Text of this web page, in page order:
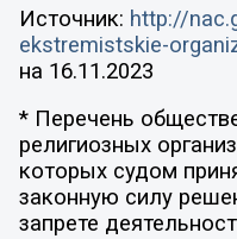
Источник: http://
ekstremistskie-
на 16.11.2023
* Перечень
религиозных
которых судом
законную силу
запрете